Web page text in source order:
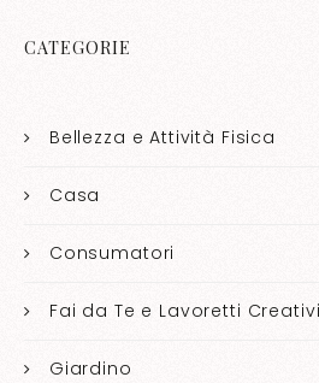
CATEGORIE
Bellezza e Attività Fisica
Casa
Consumatori
Fai da Te e Lavoretti
Giardino